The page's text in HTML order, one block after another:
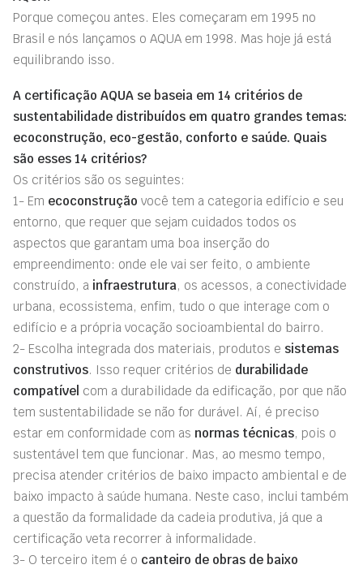
Porque começou antes. Eles começaram em 1995 no
Brasil e nós lançamos o AQUA em 1998. Mas hoje já está
equilibrando isso.
A certificação AQUA se baseia em 14 critérios de
sustentabilidade distribuídos em quatro grandes temas:
ecoconstrução, eco-gestão, conforto e saúde. Quais
são esses 14 critérios?
Os critérios são os seguintes:
1- Em ecoconstrução você tem a categoria edifício e seu
entorno, que requer que sejam cuidados todos os
aspectos que garantam uma boa inserção do
empreendimento: onde ele vai ser feito, o ambiente
construído, a infraestrutura, os acessos, a conectividade
urbana, ecossistema, enfim, tudo o que interage com o
edifício e a própria vocação socioambiental do bairro.
2- Escolha integrada dos materiais, produtos e sistemas
construtivos. Isso requer critérios de durabilidade
compatível com a durabilidade da edificação, por que não
tem sustentabilidade se não for durável. Aí, é preciso
estar em conformidade com as normas técnicas, pois o
sustentável tem que funcionar. Mas, ao mesmo tempo,
precisa atender critérios de baixo impacto ambiental e de
baixo impacto à saúde humana. Neste caso, inclui também
a questão da formalidade da cadeia produtiva, já que a
certificação veta recorrer à informalidade.
3- O terceiro item é o canteiro de obras de baixo